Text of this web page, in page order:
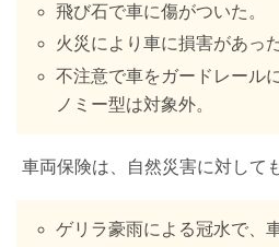
飛び石で車に傷がついた。
火災により車に損害があった
不注意で車をガードレール
ノミー型は対象外。
車両保険は、自然災害に対して
ゲリラ豪雨による冠水で、